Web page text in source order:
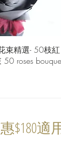
速瀏覽
束精選- 50枝紅
roses
惠$180